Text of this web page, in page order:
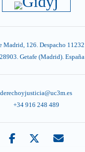
Madrid, 126. Despacho 11232
Getafe (Madrid). España
derechoyjusticia@uc3m.es
+34 916 248 489